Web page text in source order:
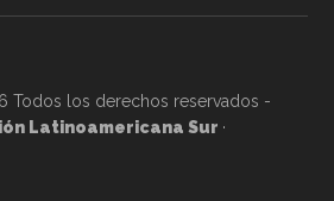
Todos los derechos reservados -
Latinoamericana Sur ·